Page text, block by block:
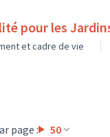
pour les
et cadre de vie
page : 50